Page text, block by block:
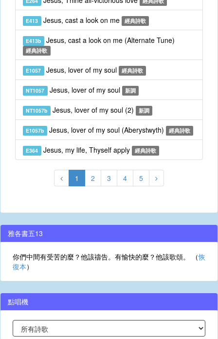
E413 Jesus, cast a look on me 經典詩歌
E413b Jesus, cast a look on me (Alternate Tune)
經典詩歌
E1057 Jesus, lover of my soul 經典詩歌
NT1057 Jesus, lover of my soul 新調
NT1057b Jesus, lover of my soul (2) 新調
E1057b Jesus, lover of my soul (Aberystwyth) 經典詩歌
E364 Jesus, my life, Thyself apply 經典詩歌
1 2 3 4 5
雅各書五13
你們中間有受苦的麼？他該禱告。有愉快的麼？他該歌頌。 （恢
復本）
點唱機